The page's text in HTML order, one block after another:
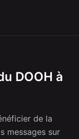
DOOH à
de la
messages sur